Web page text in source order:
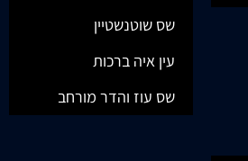
שס שוטנשטיין
עין איה ברכות
שס עוז והדר מורחב